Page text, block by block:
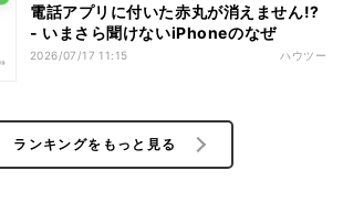
電話アプリに付いた赤丸が消えません!?
- いまさら聞けないiPhoneのなぜ
2026/07/17 11:15 ハウツー
ランキングをもっと見る